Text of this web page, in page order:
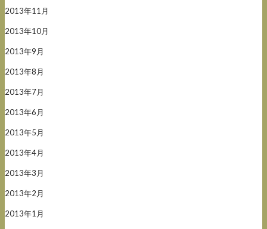
2013年11月
2013年10月
2013年9月
2013年8月
2013年7月
2013年6月
2013年5月
2013年4月
2013年3月
2013年2月
2013年1月